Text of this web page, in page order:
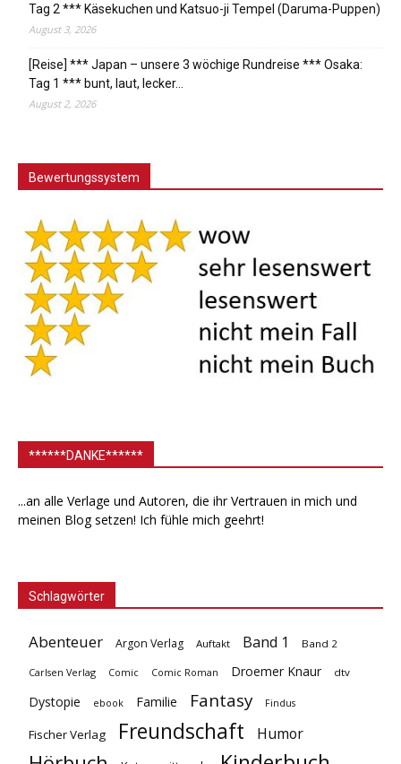
Tag 2 *** Käsekuchen und Katsuo-ji Tempel (Daruma-Puppen)
August 3, 2026
[Reise] *** Japan – unsere 3 wöchige Rundreise *** Osaka:
Tag 1 *** bunt, laut, lecker…
August 2, 2026
Bewertungssystem
******DANKE******
...an alle Verlage und Autoren, die ihr Vertrauen in mich und
meinen Blog setzen! Ich fühle mich geehrt!
Schlagwörter
Abenteuer Argon Verlag Auftakt Band 1 Band 2
Carlsen Verlag Comic Comic Roman Droemer Knaur dtv
Dystopie ebook Familie Fantasy Findus
Fischer Verlag Freundschaft Humor